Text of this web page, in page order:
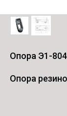
Опора Э1-
Опора